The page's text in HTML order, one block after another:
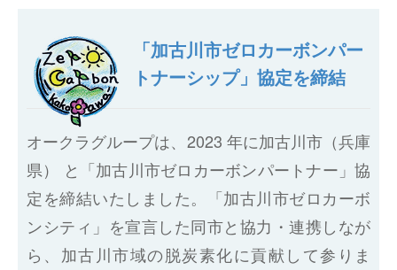
「加古川市ゼロカーボンパー
トナーシップ」協定を締結
オークラグループは、2023 年に加古川市（兵庫
県） と「加古川市ゼロカーボンパートナー」協
定を締結いたしました。「加古川市ゼロカーボ
ンシティ」を宣言した同市と協力・連携しなが
ら、加古川市域の脱炭素化に貢献して参りま